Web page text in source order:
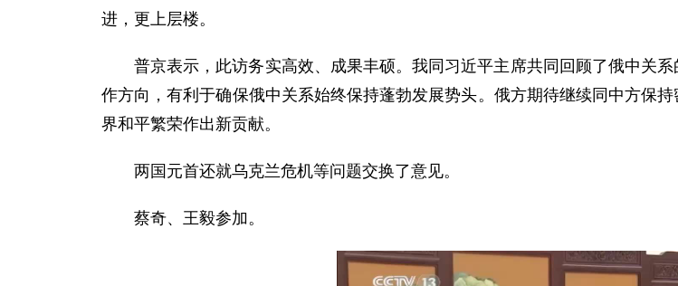
进，更上层楼。
普京表示，此访务实高效、成果丰硕。我同习近平主席共同回顾了俄中关
作方向，有利于确保俄中关系始终保持蓬勃发展势头。俄方期待继续同中方保
界和平繁荣作出新贡献。
两国元首还就乌克兰危机等问题交换了意见。
蔡奇、王毅参加。